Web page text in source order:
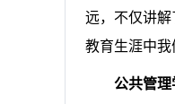
远，不仅讲
教育生涯中我
公共管理